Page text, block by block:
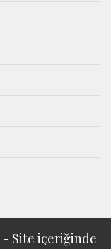
- Site içeriğinde